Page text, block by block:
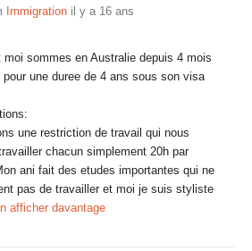
Immigration il y a 16 ans
moi sommes en Australie depuis 4 mois
pour une duree de 4 ans sous son visa
une restriction de travail qui nous
chacun simplement 20h par
ani fait des etudes importantes qui ne
pas de travailler et moi je suis styliste
afficher davantage